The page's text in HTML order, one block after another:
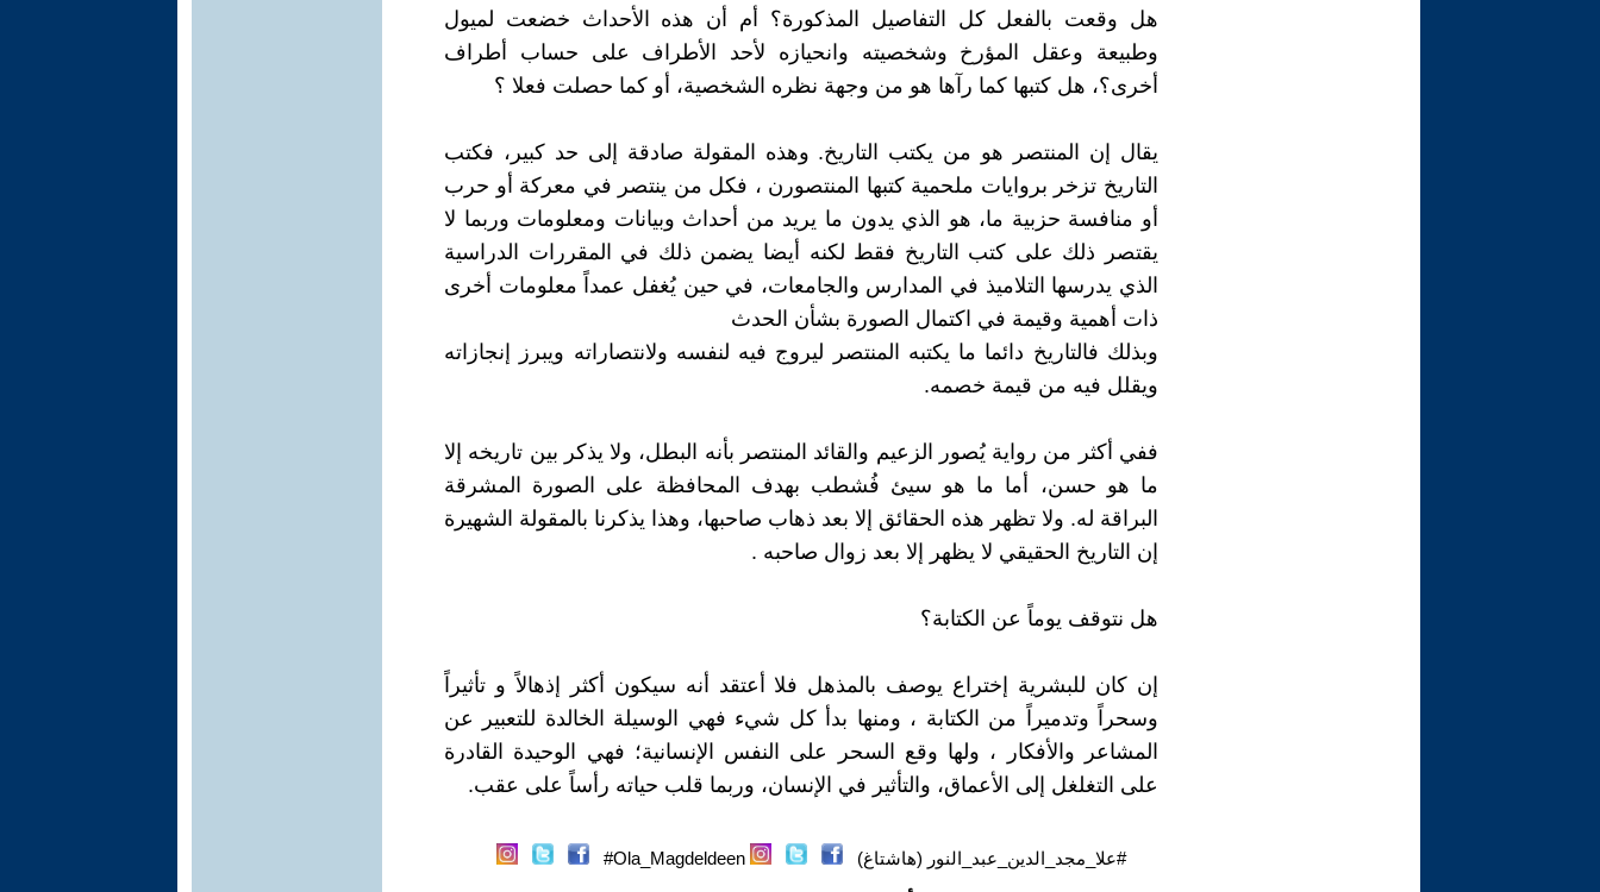
هل وقعت بالفعل كل التفاصيل المذكورة؟ أم أن هذه الأحداث خضعت لميول
وطبيعة وعقل المؤرخ وشخصيته وانحيازه لأحد الأطراف على حساب أطراف
أخرى؟، هل كتبها كما رآها هو من وجهة نظره الشخصية، أو كما حصلت فعلا ؟
يقال إن المنتصر هو من يكتب التاريخ. وهذه المقولة صادقة إلى حد كبير، فكتب
التاريخ تزخر بروايات ملحمية كتبها المنتصورن ، فكل من ينتصر في معركة أو حرب
أو منافسة حزبية ما، هو الذي يدون ما يريد من أحداث وبيانات ومعلومات وربما لا
يقتصر ذلك على كتب التاريخ فقط لكنه أيضا يضمن ذلك في المقررات الدراسية
الذي يدرسها التلاميذ في المدارس والجامعات، في حين يُغفل عمداً معلومات أخرى
ذات أهمية وقيمة في اكتمال الصورة بشأن الحدث
وبذلك فالتاريخ دائما ما يكتبه المنتصر ليروج فيه لنفسه ولانتصاراته ويبرز إنجازاته
ويقلل فيه من قيمة خصمه.
ففي أكثر من رواية يُصور الزعيم والقائد المنتصر بأنه البطل، ولا يذكر بين تاريخه إلا
ما هو حسن، أما ما هو سيئ فُشطب بهدف المحافظة على الصورة المشرقة
البراقة له. ولا تظهر هذه الحقائق إلا بعد ذهاب صاحبها، وهذا يذكرنا بالمقولة الشهيرة
إن التاريخ الحقيقي لا يظهر إلا بعد زوال صاحبه .
هل نتوقف يوماً عن الكتابة؟
إن كان للبشرية إختراع يوصف بالمذهل فلا أعتقد أنه سيكون أكثر إذهالاً و تأثيراً
وسحراً وتدميراً من الكتابة ، ومنها بدأ كل شيء فهي الوسيلة الخالدة للتعبير عن
المشاعر والأفكار ، ولها وقع السحر على النفس الإنسانية؛ فهي الوحيدة القادرة
على التغلغل إلى الأعماق، والتأثير في الإنسان، وربما قلب حياته رأساً على عقب.
#علا_مجد_الدين_عبد_النور (هاشتاغ) Ola_Magdeldeen#